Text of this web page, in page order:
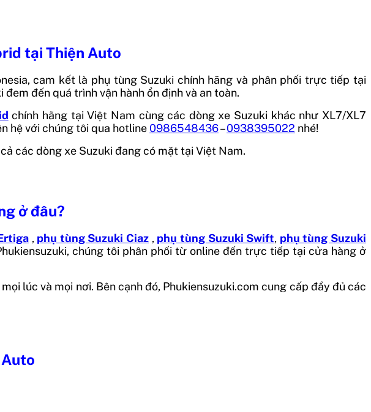
tại Thiện Auto
cam kết là phụ tùng Suzuki chính hãng và phân phối trực tiếp tại
đến quá trình vận hành ổn định và an toàn.
chính hãng tại Việt Nam cùng các dòng xe Suzuki khác như XL7/XL7
hệ với chúng tôi qua hotline0986548436–0938395022 nhé!
các dòng xe Suzuki đang có mặt tại Việt Nam.
ở đâu?
, phụ tùng Suzuki Ciaz , phụ tùng Suzuki Swift, phụ tùng Suzuki
chúng tôi phân phối từ online đến trực tiếp tại cửa hàng ở
lúc và mọi nơi. Bên cạnh đó, Phukiensuzuki.com cung cấp đầy đủ các